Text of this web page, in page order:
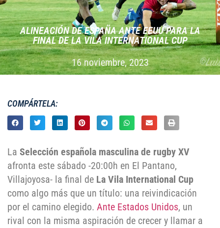
ALINEACIÓN DE ESPAÑA ANTE EEUU PARA LA
FINAL DE LA VILA INTERNATIONAL CUP
16 noviembre, 2023
COMPÁRTELA:
La Selección española masculina de rugby XV
afronta este sábado -20:00h en El Pantano,
Villajoyosa- la final de La Vila International Cup
como algo más que un título: una reivindicación
por el camino elegido. Ante Estados Unidos, un
rival con la misma aspiración de crecer y llamar a